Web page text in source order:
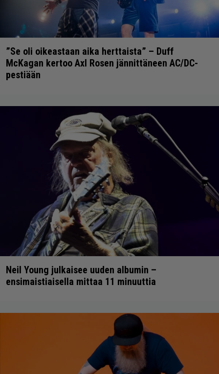
”Se oli oikeastaan aika herttaista” – Duff
McKagan kertoo Axl Rosen jännittäneen AC/DC-
pestiään
Neil Young julkaisee uuden albumin –
ensimaistiaisella mittaa 11 minuuttia